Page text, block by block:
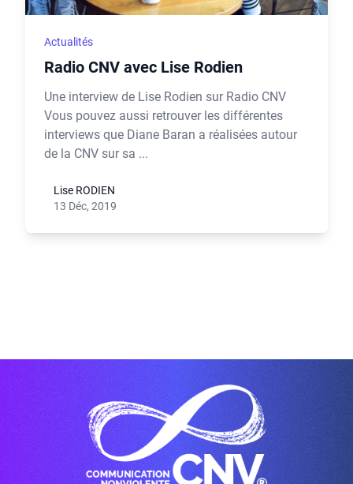
Actualités
Radio CNV avec Lise Rodien
Une interview de Lise Rodien sur Radio CNV
Vous pouvez aussi retrouver les différentes
interviews que Diane Baran a réalisées autour
de la CNV sur sa ...
Lise RODIEN
13 Déc, 2019